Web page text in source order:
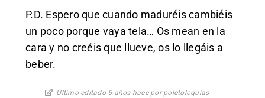
P.D. Espero que cuando maduréis cambiéis
un poco porque vaya tela… Os mean en la
cara y no creéis que llueve, os lo llegáis a
beber.
Último editado 5 años hace por poletoloquias